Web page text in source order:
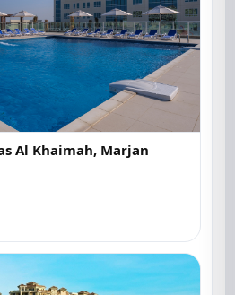
Al Khaimah, Marjan